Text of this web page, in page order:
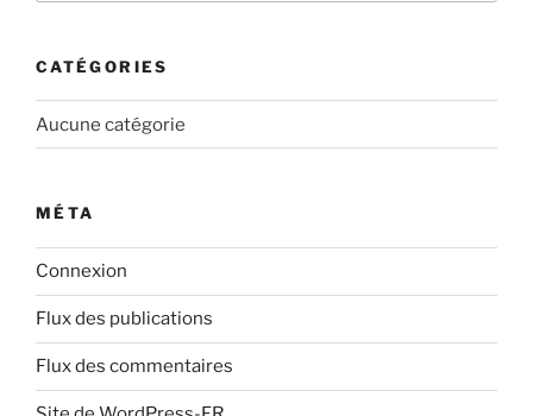
CATÉGORIES
Aucune catégorie
MÉTA
Connexion
Flux des publications
Flux des commentaires